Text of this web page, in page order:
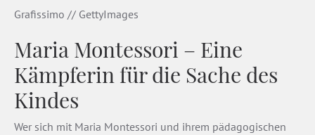
Grafissimo // GettyImages
Maria Montessori – Eine
Kämpferin für die Sache des
Kindes
Wer sich mit Maria Montessori und ihrem pädagogischen